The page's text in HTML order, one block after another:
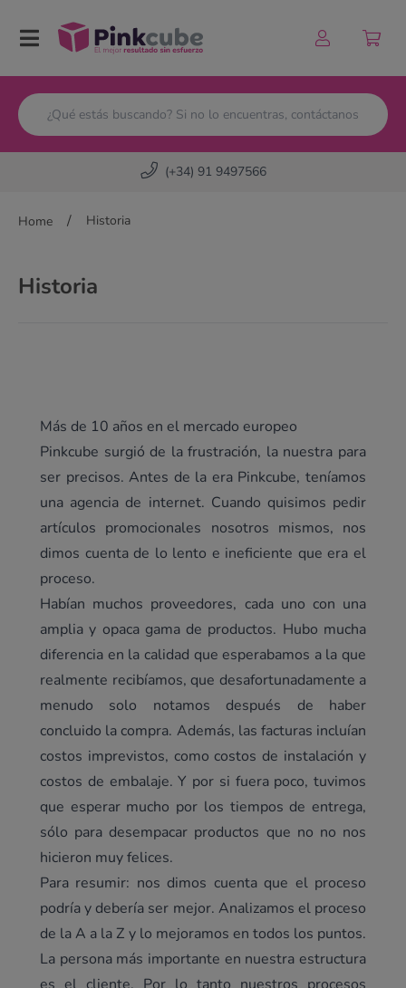
Pinkcube
(+34) 91 9497566
Home / Historia
Historia
Más de 10 años en el mercado europeo
Pinkcube surgió de la frustración, la nuestra para
ser precisos. Antes de la era Pinkcube, teníamos
una agencia de internet. Cuando quisimos pedir
artículos promocionales nosotros mismos, nos
dimos cuenta de lo lento e ineficiente que era el
proceso.
Habían muchos proveedores, cada uno con una
amplia y opaca gama de productos. Hubo mucha
diferencia en la calidad que esperabamos a la que
realmente recibíamos, que desafortunadamente a
menudo solo notamos después de haber
concluido la compra. Además, las facturas incluían
costos imprevistos, como costos de instalación y
costos de embalaje. Y por si fuera poco, tuvimos
que esperar mucho por los tiempos de entrega,
sólo para desempacar productos que no no nos
hicieron muy felices.
Para resumir: nos dimos cuenta que el proceso
podría y debería ser mejor. Analizamos el proceso
de la A a la Z y lo mejoramos en todos los puntos.
La persona más importante en nuestra estructura